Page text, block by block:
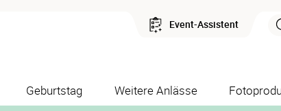
Event-Assistent
Geburtstag Weitere Anlässe